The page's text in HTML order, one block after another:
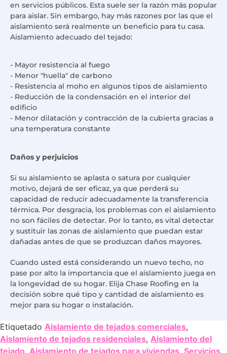
en servicios públicos. Esta suele ser la razón más popular
para aislar. Sin embargo, hay más razones por las que el
aislamiento será realmente un beneficio para tu casa.
Aislamiento adecuado del tejado:
- Mayor resistencia al fuego
- Menor "huella" de carbono
- Resistencia al moho en algunos tipos de aislamiento
- Reducción de la condensación en el interior del
edificio
- Menor dilatación y contracción de la cubierta gracias a
una temperatura constante
Daños y perjuicios
Si su aislamiento se aplasta o satura por cualquier
motivo, dejará de ser eficaz, ya que perderá su
capacidad de reducir adecuadamente la transferencia
térmica. Por desgracia, los problemas con el aislamiento
no son fáciles de detectar. Por lo tanto, es vital detectar
y sustituir las zonas de aislamiento que puedan estar
dañadas antes de que se produzcan daños mayores.
Cuando usted está considerando un nuevo techo, no
pase por alto la importancia que el aislamiento juega en
la longevidad de su hogar. Elija Chase Roofing en la
decisión sobre qué tipo y cantidad de aislamiento es
mejor para su hogar o instalación.
Etiquetado Aislamiento de tejados comerciales,
Aislamiento de tejados residenciales, Aislamiento del
tejado Aislamiento de tejados para viviendas Servicios